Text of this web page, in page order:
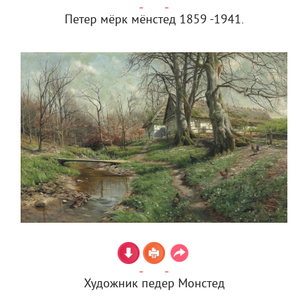
Петер мёрк мёнстед 1859 -1941.
Художник педер Монстед